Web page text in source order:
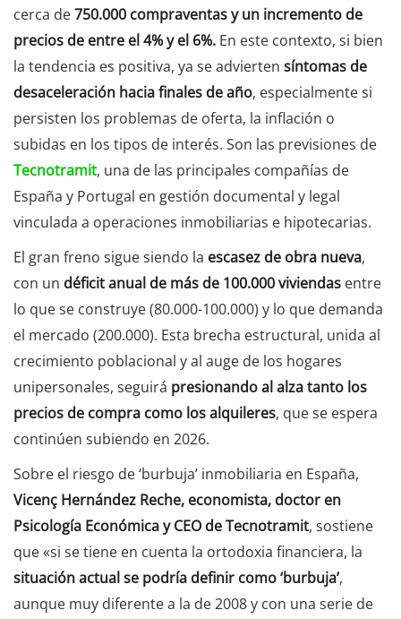
cerca de750.000 compraventas y un incremento de
precios de entre el 4% y el 6%. En este contexto, si bien
la tendencia es positiva, ya se advierten síntomas de
desaceleración hacia finales de año, especialmente si
persisten los problemas de oferta, la inflación o
subidas en los tipos de interés. Son las previsiones de
Tecnotramit, una de las principales compañías de
España y Portugal en gestión documental y legal
vinculada a operaciones inmobiliarias e hipotecarias.
El gran freno sigue siendo la escasez de obra nueva,
con un déficit anual de más de 100.000viviendas entre
lo que se construye (80.000-100.000) y lo que demanda
el mercado (200.000). Esta brecha estructural, unida al
crecimiento poblacional y al auge de los hogares
unipersonales, seguirá presionando al alza tanto los
precios de compra como los alquileres, que se espera
continúen subiendo en 2026.
Sobre el riesgo de ‘burbuja’ inmobiliaria en España,
Vicenç Hernández Reche, economista, doctor en
Psicología Económica y CEO de Tecnotramit, sostiene
que «si se tiene en cuenta la ortodoxia financiera, la
situación actual se podría definir como ‘burbuja’,
aunque muy diferente a la de 2008 y con una serie de